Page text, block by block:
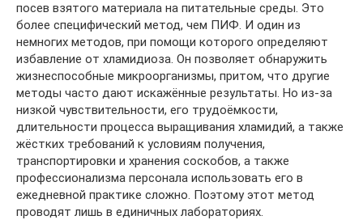
посев взятого материала на питательные среды. Это
более специфический метод, чем ПИФ. И один из
немногих методов, при помощи которого определяют
избавление от хламидиоза. Он позволяет обнаружить
жизнеспособные микроорганизмы, притом, что другие
методы часто дают искажённые результаты. Но из-за
низкой чувствительности, его трудоёмкости,
длительности процесса выращивания хламидий, а также
жёстких требований к условиям получения,
транспортировки и хранения соскобов, а также
профессионализма персонала использовать его в
ежедневной практике сложно. Поэтому этот метод
проводят лишь в единичных лабораториях.